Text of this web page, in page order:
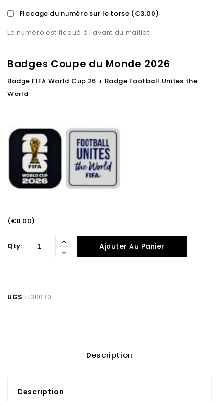
Flocage du numéro sur le torse (€3.00)
Le numéro est floqué à l'avant du maillot
Badges Coupe du Monde 2026
Badge FIFA World Cup 26 + Badge Football Unites the
World
(€8.00)
Qty: Ajouter Au Panier
UGS :130030
Description
Description